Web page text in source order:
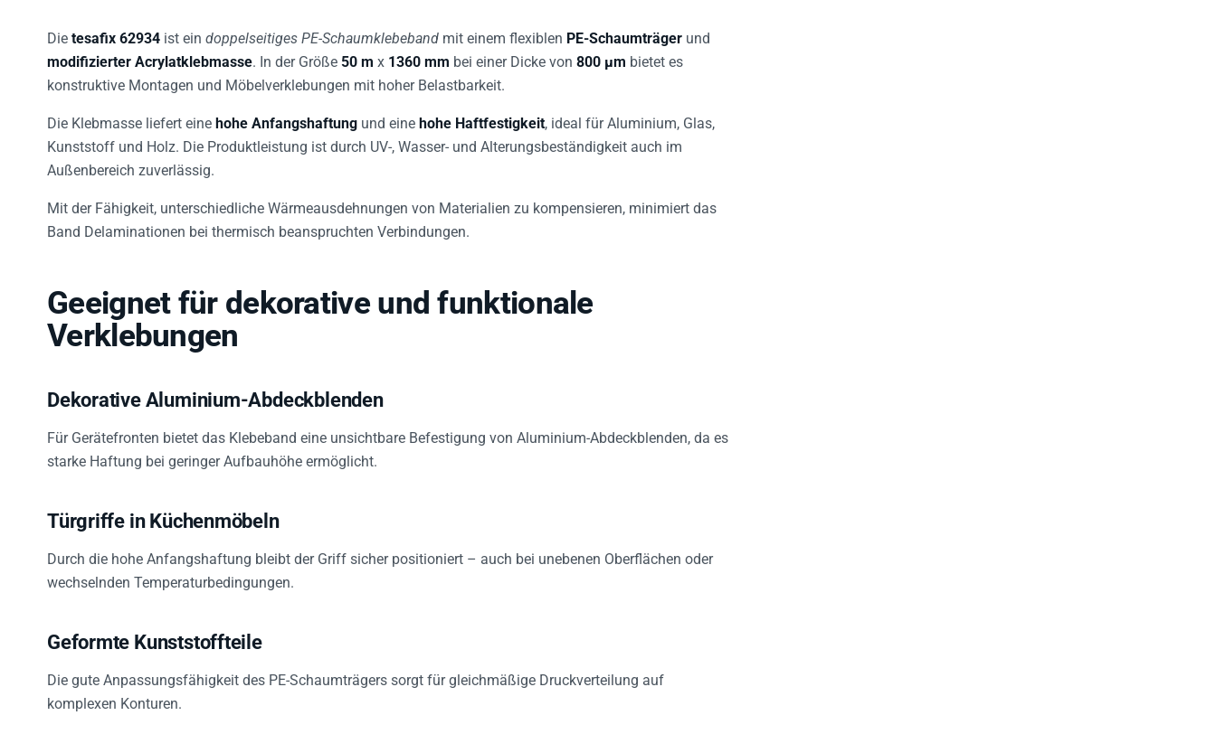
Die tesafix 62934 ist ein doppelseitiges PE-Schaumklebeband mit einem flexiblen PE-Schaumträger
und
modifizierter Acrylatklebmasse
. In der Größe 50 m 1360 mm bei einer Dicke von 800 µm
bietet es
konstruktive Montagen und Möbelverklebungen mit hoher Belastbarkeit.
Die Klebmasse liefert eine hohe Anfangshaftung und eine hohe Haftfestigkeit , ideal für Aluminium, Glas,
Kunststoff und Holz. Die Produktleistung ist durch UV-, Wasser- und Alterungsbeständigkeit auch im
Außenbereich zuverlässig.
Mit der Fähigkeit, unterschiedliche Wärmeausdehnungen von Materialien zu kompensieren, minimiert das
Band Delaminationen bei thermisch beanspruchten Verbindungen.
Geeignet für dekorative und funktionale
Verklebungen
Dekorative Aluminium-Abdeckblenden
Für Gerätefronten bietet das Klebeband eine unsichtbare Befestigung von Aluminium-Abdeckblenden, da es
starke Haftung bei geringer Aufbauhöhe ermöglicht.
Türgriffe in Küchenmöbeln
Durch die hohe Anfangshaftung bleibt der Griff sicher positioniert – auch bei unebenen Oberflächen oder
wechselnden Temperaturbedingungen.
Geformte Kunststoffteile
Die gute Anpassungsfähigkeit des PE-Schaumträgers sorgt für gleichmäßige Druckverteilung auf
komplexen Konturen.